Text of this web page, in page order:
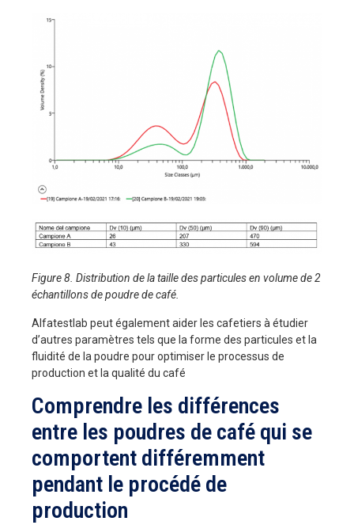
Figure 8. Distribution de la taille des particules en volume de 2
échantillons de poudre de café.
Alfatestlab peut également aider les cafetiers à étudier
d’autres paramètres tels que la forme des particules et la
fluidité de la poudre pour optimiser le processus de
production et la qualité du café
Comprendre les différences
entre les poudres de café qui se
comportent différemment
pendant le procédé de
production